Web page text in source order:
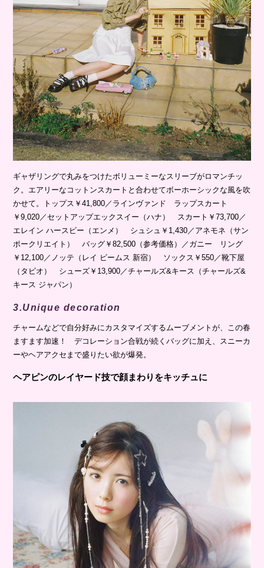
ギャザリングで丸みをつけたボリューミーなスリーブがロマンチッ
ク。エアリーなコットンスカートと合わせてボーホーシックな風を吹
かせて。トップス￥41,800／ラインヴァンド ラップスカート
￥9,020／セットアップエックスイー（ハナ） スカート￥73,700／
エレイン ハースビー（エンメ） シュシュ￥1,430／アネモネ（サン
ポークリエイト） バッグ￥82,500（参考価格）／ガニー リング
￥12,100／ノッテ（レイ ビームス 新宿） ソックス￥550／靴下屋
（タビオ） シューズ￥13,900／チャールズ&キース（チャールズ&
キース ジャパン）
3.Unique decoration
チャームなどで自分好みにカスタマイズするムーブメントが、この春
ますます加速！ デコレーション合戦が続くバッグに加え、スニーカ
ーやヘアアクセまで盛りたい欲が爆発。
ヘアピンのレイヤード技で顔まわりをキッチュに